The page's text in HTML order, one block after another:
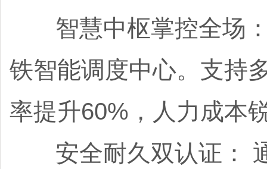
智慧中枢掌控全场：
铁智能调度中心。支持
率提升60%，人力成本
安全耐久双认证： 通